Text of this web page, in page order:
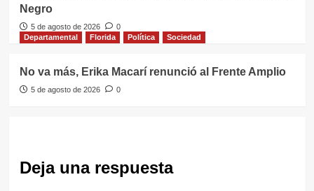
Negro
5 de agosto de 2026
0
Departamental
Florida Política Sociedad
No va más, Erika Macarí renunció al Frente Amplio
5 de agosto de 2026 0
Deja una respuesta